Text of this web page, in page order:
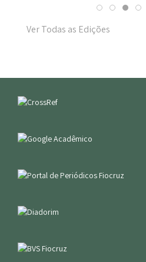
Ver Todas as Edições